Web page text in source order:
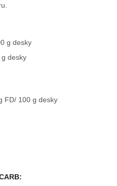
g desky
desky
FD/ 100 g desky